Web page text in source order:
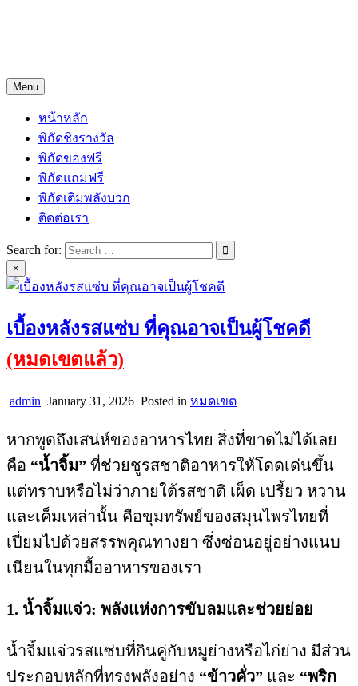
Menu
หน้าหลัก
พิกัดชิงรางวัล
พิกัดของฟรี
พิกัดแถมฟรี
พิกัดเติมพลังบวก
ติดต่อเรา
Search for:
×
เบื้องหลังรสแซ่บ ที่คุณอาจเป็นผู้โชคดี
(หมดเขตแล้ว)
admin January 31, 2026 Posted in หมดเขต
หากพูดถึงเสน่ห์ของอาหารไทย สิ่งที่ขาดไม่ได้เลย
คือ “น้ำจิ้ม” ที่ช่วยชูรสชาติอาหารให้โดดเด่นขึ้น
แต่ทราบหรือไม่ว่าภายใต้รสชาติ เผ็ด เปรี้ยว หวาน
และเค็มเหล่านั้น คือขุมทรัพย์ของสมุนไพรไทยที่
เปี่ยมไปด้วยสรรพคุณทางยา ซึ่งซ่อนอยู่อย่างแนบ
เนียนในทุกมื้ออาหารของเรา
1. น้ำจิ้มแจ่ว: พลังแห่งการขับลมและช่วยย่อย
น้ำจิ้มแจ่วรสแซ่บที่กินคู่กับหมูย่างหรือไก่ย่าง มีส่วน
ประกอบหลักที่ทรงพลังอย่าง “ข้าวคั่ว” และ “พริก